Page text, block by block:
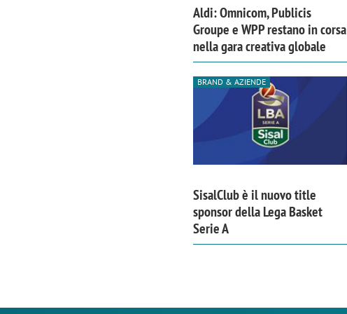
Aldi: Omnicom, Publicis
Groupe e WPP restano in corsa
nella gara creativa globale
BRAND & AZIENDE
SisalClub è il nuovo title
sponsor della Lega Basket
Serie A